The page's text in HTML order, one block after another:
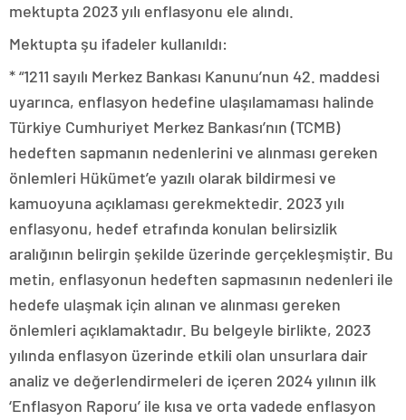
mektupta 2023 yılı enflasyonu ele alındı.
Mektupta şu ifadeler kullanıldı:
* “1211 sayılı Merkez Bankası Kanunu’nun 42. maddesi
uyarınca, enflasyon hedefine ulaşılamaması halinde
Türkiye Cumhuriyet Merkez Bankası’nın (TCMB)
hedeften sapmanın nedenlerini ve alınması gereken
önlemleri Hükümet’e yazılı olarak bildirmesi ve
kamuoyuna açıklaması gerekmektedir. 2023 yılı
enflasyonu, hedef etrafında konulan belirsizlik
aralığının belirgin şekilde üzerinde gerçekleşmiştir. Bu
metin, enflasyonun hedeften sapmasının nedenleri ile
hedefe ulaşmak için alınan ve alınması gereken
önlemleri açıklamaktadır. Bu belgeyle birlikte, 2023
yılında enflasyon üzerinde etkili olan unsurlara dair
analiz ve değerlendirmeleri de içeren 2024 yılının ilk
‘Enflasyon Raporu’ ile kısa ve orta vadede enflasyon